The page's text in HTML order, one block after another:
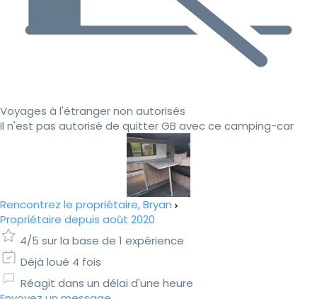
Voyages à l'étranger non autorisés
Il n'est pas autorisé de quitter GB avec ce camping-car
Rencontrez le propriétaire, Bryan
Propriétaire depuis août 2020
4/5 sur la base de 1 expérience
Déjà loué 4 fois
Réagit dans un délai d'une heure